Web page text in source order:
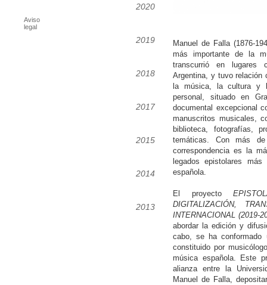
Aviso
legal
2020
2019
2018
2017
2015
2014
2013
Manuel de Falla (1876-
más importante de la
transcurrió en lugares
Argentina, y tuvo relación
la música, la cultura y
personal, situado en
documental excepcional
manuscritos musicales,
biblioteca, fotografías,
temáticas. Con más
correspondencia es la
legados epistolares
española.
El proyecto
DIGITALIZACIÓN,
INTERNACIONAL (2019-
abordar la edición y
cabo, se ha conformado
constituido por
música española. Este
alianza entre la
Manuel de Falla,